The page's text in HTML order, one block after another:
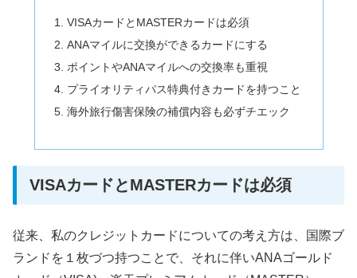
VISAカードとMASTERカードは必須
ANAマイルに交換ができるカードにする
ポイントやANAマイルへの交換率も重視
プライオリティパス特典付きカードを持つこと
海外旅行傷害保険の補償内容も必ずチエック
VISAカードとMASTERカードは必須
従来、私のクレジットカードについての考え方は、国際ブ
ランドを１枚づつ持つことで、それに伴いANAゴールド